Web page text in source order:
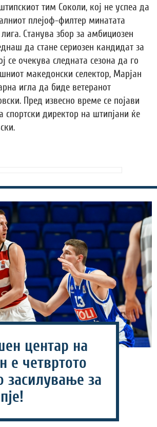
тим Соколи, кој не успеа да
плејоф-филтер минатата
Станува збор за амбициозен
да стане сериозен кандидат за
се очекува следната сезона да го
македонски селектор, Марјан
игла да биде ветеранот
Пред извесно време се појави
спортски директор на штипјани ќе
центар на
е четвртото
засилување за